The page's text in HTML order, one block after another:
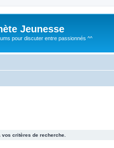
Jeunesse
pour discuter entre passionnés ^^
critères de recherche.